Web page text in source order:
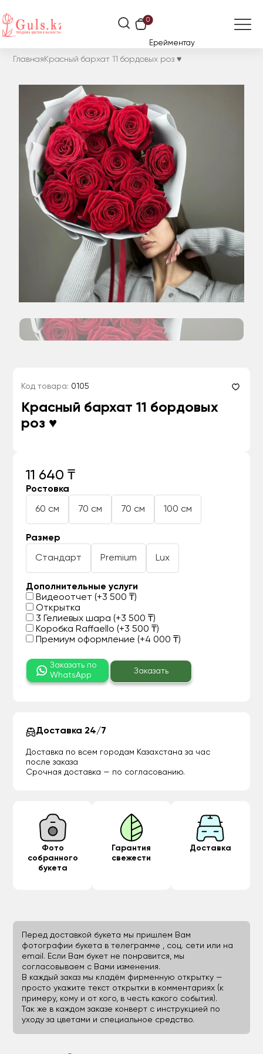
0
Ерейментау
Главная Красный бархат 11 бордовых роз ♥️
Код товара: 0105
Красный бархат 11 бордовых
роз ♥️
11 640 ₸
Ростовка
60 см 70 см 70 см 100 см
Размер
Стандарт Premium Lux
Дополнительные услуги
Видеоотчет (+3 500 ₸)
Открытка
3 Гелиевых шара (+3 500 ₸)
Коробка Raffaello (+3 500 ₸)
Премиум оформление (+4 000 ₸)
Заказать по
WhatsApp
Заказать
Доставка 24/7
Доставка по всем городам Казахстана за час
после заказа
Срочная доставка — по согласованию.
Фото
собранного
букета
Гарантия
свежести
Доставка
Перед доставкой букета мы пришлем Вам
фотографии букета в телеграмме , соц. сети или на
email. Если Вам букет не понравится, мы
согласовываем с Вами изменения.
В каждый заказ мы кладём фирменную открытку —
просто укажите текст открытки в комментариях (к
примеру, кому и от кого, в честь какого события).
Так же в каждом заказе конверт с инструкцией по
уходу за цветами и специальное средство.